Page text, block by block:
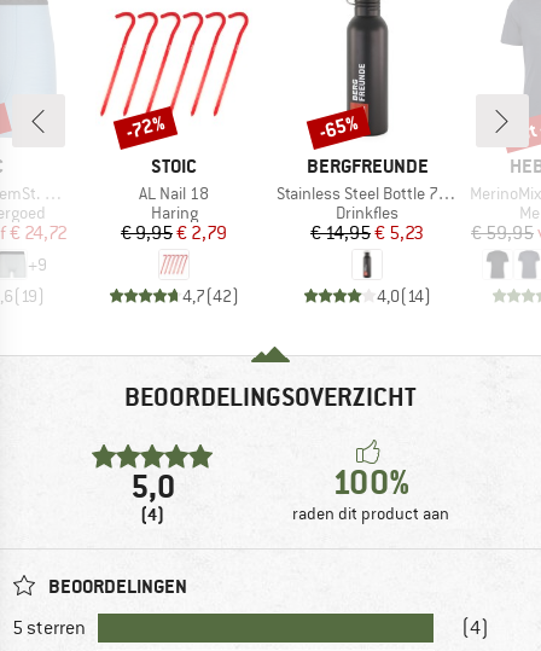
Boxer
prijs
€ 24,72
+9
(19)
MERK
STOIC
Artikel
AL Nail 18
Productgroep
Haring
Prijs
€ 9,95Verlaagde prijs
€ 2,79
4,7(42)
Korting
-72%
MERK
BERGFREUNDE
Artikel
Stainless Steel Bottle 750ml
Productgroep
Drinkfles
Prijs
€ 14,95Verlaagde prijs
€ 5,23
4,0(14)
Korting
-65%
Artikel
MerinoMix150
€ 59,95
BEOORDELINGSOVERZICHT
5,0
(4)
100%
raden dit product aan
BEOORDELINGEN
5 sterren
(4)